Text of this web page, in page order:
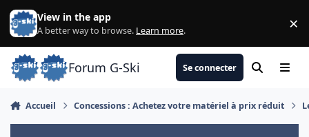
Aller au contenu
View in the app
A better way to browse. Learn more. ×
Forum G-Ski Se connecter Rechercher
Menu
Accueil Concessions : Achetez votre matériel à prix réduit